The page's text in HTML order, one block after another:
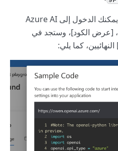
إذا كانت لديك أسئلة أخرى، يمكنك الدخول إلى Azure AI
Studio، فتح PlayGround، [عرض الكود]، وستجد في